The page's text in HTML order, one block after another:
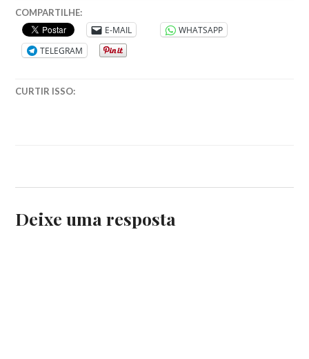
COMPARTILHE:
E-MAIL
WHATSAPP
TELEGRAM
CURTIR ISSO:
Deixe uma resposta